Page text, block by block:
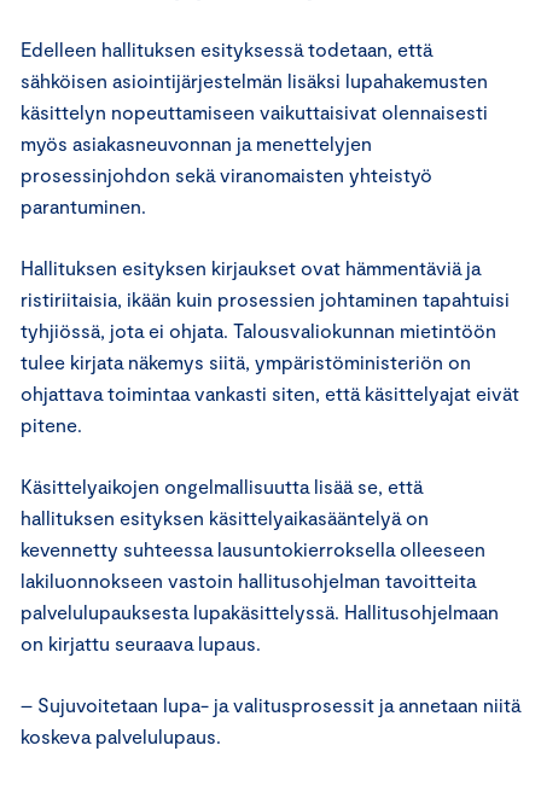
Edelleen hallituksen esityksessä todetaan, että
sähköisen asiointijärjestelmän lisäksi lupahakemusten
käsittelyn nopeuttamiseen vaikuttaisivat olennaisesti
myös asiakasneuvonnan ja menettelyjen
prosessinjohdon sekä viranomaisten yhteistyö
parantuminen.
Hallituksen esityksen kirjaukset ovat hämmentäviä ja
ristiriitaisia, ikään kuin prosessien johtaminen tapahtuisi
tyhjiössä, jota ei ohjata. Talousvaliokunnan mietintöön
tulee kirjata näkemys siitä, ympäristöministeriön on
ohjattava toimintaa vankasti siten, että käsittelyajat eivät
pitene.
Käsittelyaikojen ongelmallisuutta lisää se, että
hallituksen esityksen käsittelyaikasääntelyä on
kevennetty suhteessa lausuntokierroksella olleeseen
lakiluonnokseen vastoin hallitusohjelman tavoitteita
palvelulupauksesta lupakäsittelyssä. Hallitusohjelmaan
on kirjattu seuraava lupaus.
– Sujuvoitetaan lupa- ja valitusprosessit ja annetaan niitä
koskeva palvelulupaus.